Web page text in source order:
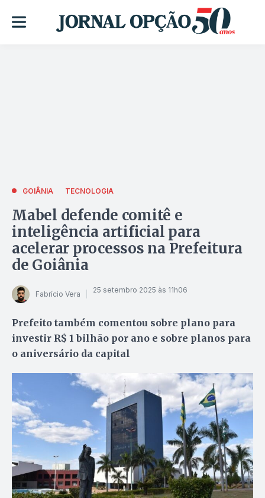
GOIÂNIA TECNOLOGIA
Mabel defende comitê e
inteligência artificial para
acelerar processos na Prefeitura
de Goiânia
Fabrício Vera 25 setembro 2025 às 11h06
Prefeito também comentou sobre plano para
investir R$ 1 bilhão por ano e sobre planos para
o aniversário da capital